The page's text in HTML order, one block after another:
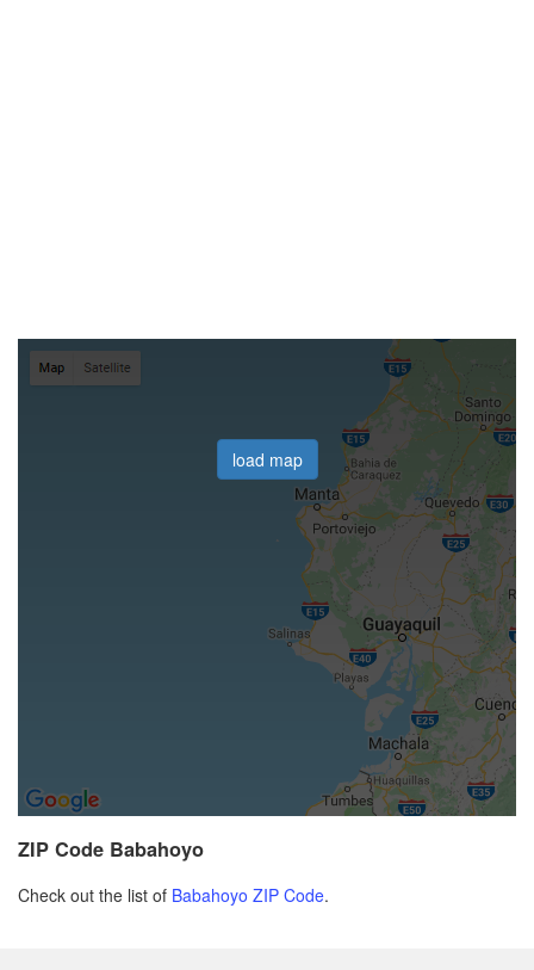
load map
ZIP Code Babahoyo
Check out the list of Babahoyo ZIP Code.